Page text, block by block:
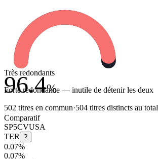
96.4%
Très redondants
Forte redondance — inutile de détenir les deux
502 titres en commun·504 titres distincts au total
Comparatif
SP5CVUSA
TER
?
0.07%
0.07%